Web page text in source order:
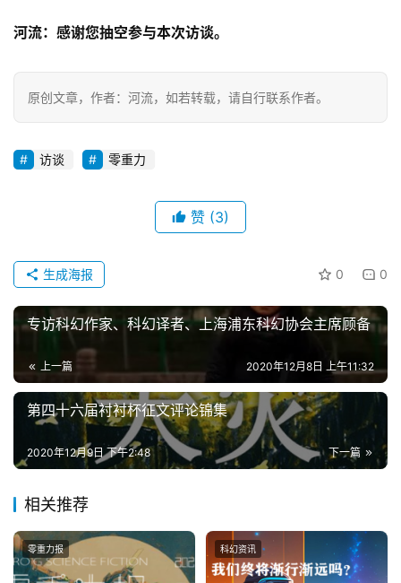
河流：感谢您抽空参与本次访谈。
原创文章，作者：河流，如若转载，请自行联系作者。
访谈 零重力
赞 (3)
0 0
生成海报
专访科幻作家、科幻译者、上海浦东科幻协会主席顾备
上一篇 2020年12月8日 上午11:32
第四十六届衬衬杯征文评论锦集
下一篇
2020年12月9日 下午2:48
相关推荐
零重力报 科幻资讯